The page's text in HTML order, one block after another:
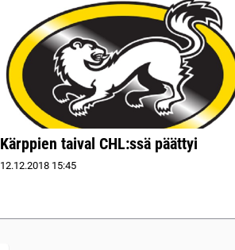
Kärppien taival CHL:ssä päättyi
12.12.2018 15:45